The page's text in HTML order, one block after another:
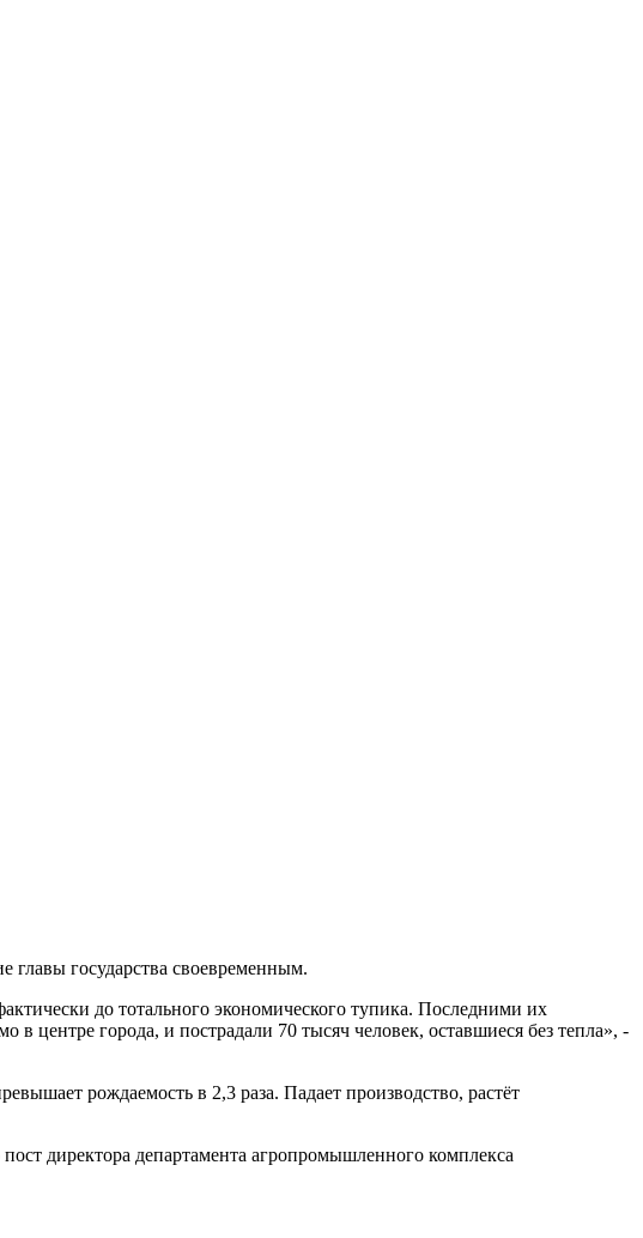
главы государства своевременным.
до тотального экономического тупика. Последними их
центре города, и пострадали 70 тысяч человек, оставшиеся без тепла», -
рождаемость в 2,3 раза. Падает производство, растёт
директора департамента агропромышленного комплекса